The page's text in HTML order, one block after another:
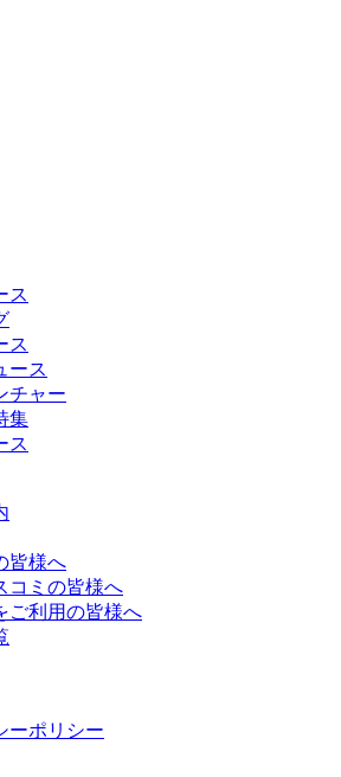
ス
ス
ース
チャー
集
ス
皆様へ
コミの皆様へ
ご利用の皆様へ
ーポリシー